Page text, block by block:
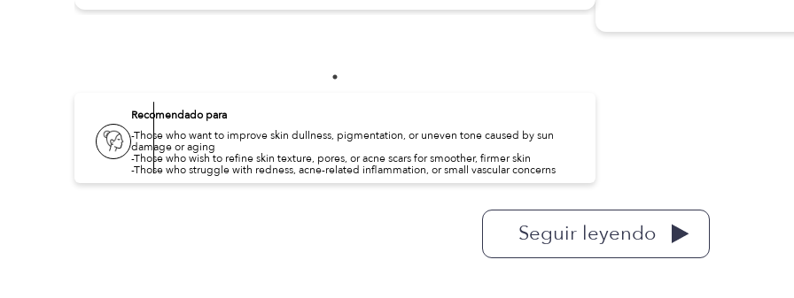
Recomendado para
-Those who want to improve skin dullness, pigmentation, or uneven tone caused by sun
damage or aging
-Those who wish to refine skin texture, pores, or acne scars for smoother, firmer skin
-Those who struggle with redness, acne-related inflammation, or small vascular concerns
Seguir leyendo